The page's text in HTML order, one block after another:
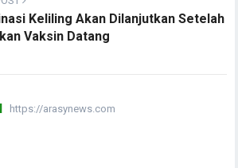
Keliling Akan Dilanjutkan Setelah
Vaksin Datang
https://arasynews.com